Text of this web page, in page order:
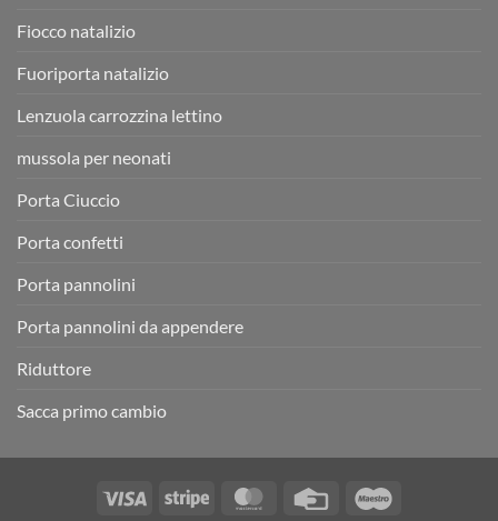
Fiocco natalizio
Fuoriporta natalizio
Lenzuola carrozzina lettino
mussola per neonati
Porta Ciuccio
Porta confetti
Porta pannolini
Porta pannolini da appendere
Riduttore
Sacca primo cambio
Visa Stripe MasterCardCredit